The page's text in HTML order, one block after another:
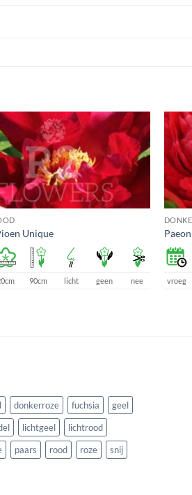
Unique
90cm licht geen nee vroeg
donkerroze fuchsia
geel
lichtgeel
lichtrood
paars rood roze
snij